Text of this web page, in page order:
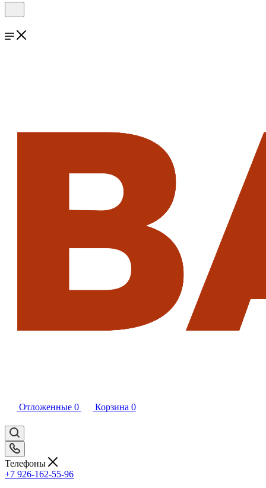
Отложенные 0 Корзина 0
Телефоны
+7 926-162-55-96